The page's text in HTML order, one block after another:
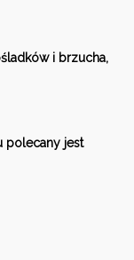
i brzucha,
polecany jest